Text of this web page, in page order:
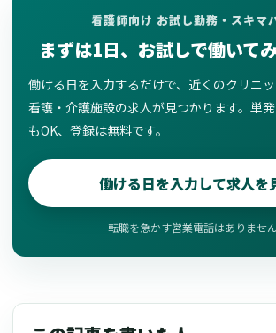
看護師向け お試し勤務・スキマ
まずは1日、お試しで働いて
働ける日を入力するだけで、近くのクリニ
看護・介護施設の求人が見つかります。単
もOK、登録は無料です。
働ける日を入力して求人を
転職を急かす営業電話はありません